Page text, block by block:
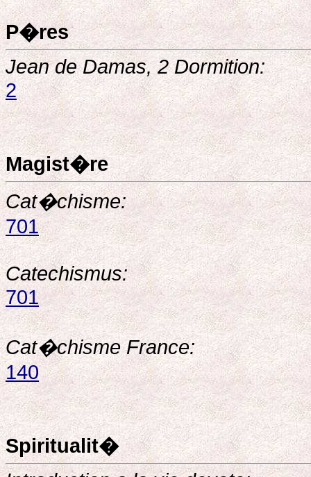
P�res
Jean de Damas, 2 Dormition:
2
Magist�re
Cat�chisme:
701
Catechismus:
701
Cat�chisme France:
140
Spiritualit�